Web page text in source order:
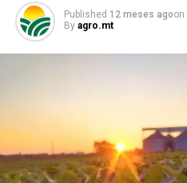
Published 12 meses agoon
By agro.mt